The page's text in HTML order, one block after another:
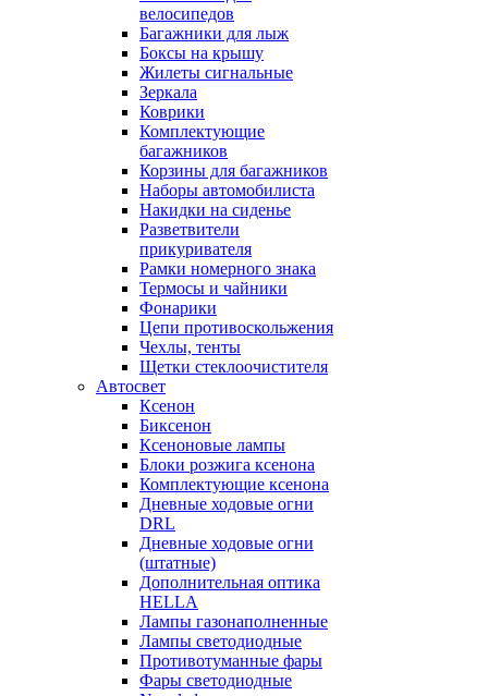
велосипедов
Багажники для лыж
Боксы на крышу
Жилеты сигнальные
Зеркала
Коврики
Комплектующие
багажников
Корзины для багажников
Наборы автомобилиста
Накидки на сиденье
Разветвители
прикуривателя
Рамки номерного знака
Термосы и чайники
Фонарики
Цепи противоскольжения
Чехлы, тенты
Щетки стеклоочистителя
Автосвет
Ксенон
Биксенон
Ксеноновые лампы
Блоки розжига ксенона
Комплектующие ксенона
Дневные ходовые огни
DRL
Дневные ходовые огни
(штатные)
Дополнительная оптика
HELLA
Лампы газонаполненные
Лампы светодиодные
Противотуманные фары
Фары светодиодные